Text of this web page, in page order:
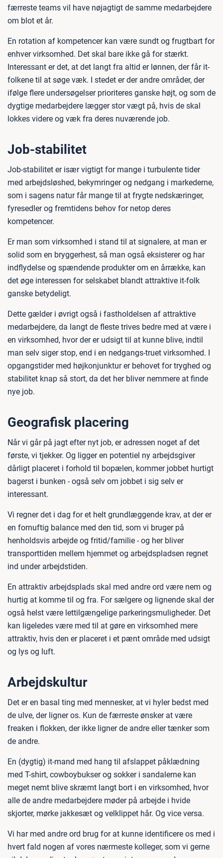
færreste teams vil have nøjagtigt de samme medarbejdere
om blot et år.
En rotation af kompetencer kan være sundt og frugtbart for
enhver virksomhed. Det skal bare ikke gå for stærkt.
Interessant er det, at det langt fra altid er lønnen, der får it-
folkene til at søge væk. I stedet er der andre områder, der
ifølge flere undersøgelser prioriteres ganske højt, og som de
dygtige medarbejdere lægger stor vægt på, hvis de skal
lokkes videre og væk fra deres nuværende job.
Job-stabilitet
Job-stabilitet er især vigtigt for mange i turbulente tider
med arbejdsløshed, bekymringer og nedgang i markederne,
som i sagens natur får mange til at frygte nedskæringer,
fyresedler og fremtidens behov for netop deres
kompetencer.
Er man som virksomhed i stand til at signalere, at man er
solid som en bryggerhest, så man også eksisterer og har
indflydelse og spændende produkter om en årrække, kan
det øge interessen for selskabet blandt attraktive it-folk
ganske betydeligt.
Dette gælder i øvrigt også i fastholdelsen af attraktive
medarbejdere, da langt de fleste trives bedre med at være i
en virksomhed, hvor der er udsigt til at kunne blive, indtil
man selv siger stop, end i en nedgangs-truet virksomhed. I
opgangstider med højkonjunktur er behovet for tryghed og
stabilitet knap så stort, da det her bliver nemmere at finde
nye job.
Geografisk placering
Når vi går på jagt efter nyt job, er adressen noget af det
første, vi tjekker. Og ligger en potentiel ny arbejdsgiver
dårligt placeret i forhold til bopælen, kommer jobbet hurtigt
bagerst i bunken - også selv om jobbet i sig selv er
interessant.
Vi regner det i dag for et helt grundlæggende krav, at der er
en fornuftig balance med den tid, som vi bruger på
henholdsvis arbejde og fritid/familie - og her bliver
transporttiden mellem hjemmet og arbejdspladsen regnet
ind under arbejdstiden.
En attraktiv arbejdsplads skal med andre ord være nem og
hurtig at komme til og fra. For sælgere og lignende skal der
også helst være lettilgængelige parkeringsmuligheder. Det
kan ligeledes være med til at gøre en virksomhed mere
attraktiv, hvis den er placeret i et pænt område med udsigt
og lys og luft.
Arbejdskultur
Det er en basal ting med mennesker, at vi hyler bedst med
de ulve, der ligner os. Kun de færreste ønsker at være
freaken i flokken, der ikke ligner de andre eller tænker som
de andre.
En (dygtig) it-mand med hang til afslappet påklædning
med T-shirt, cowboybukser og sokker i sandalerne kan
meget nemt blive skræmt langt bort i en virksomhed, hvor
alle de andre medarbejdere møder på arbejde i hvide
skjorter, mørke jakkesæt og velklippet hår. Og vice versa.
Vi har med andre ord brug for at kunne identificere os med i
hvert fald nogen af vores nærmeste kolleger, som vi gerne